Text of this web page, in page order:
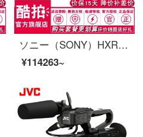
ソニー（SONY）HXR-NX 80カメラNXCAM専門手持ち式撮影一体機4 K高清HDR結婚式場インタビュー公式入札
¥114263~